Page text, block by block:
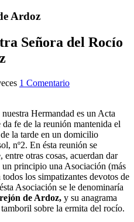
Ardoz
Señora del Rocío
1 Comentario
Hermandad es un Acta
fe de la reunión mantenida el
la tarde en un domicilio
nº2. En ésta reunión se
otras cosas, acuerdan dar
principio una Asociación (más
los simpatizantes devotos de
Asociación se le denominaría
de Ardoz, y su anagrama
sobre la ermita del rocío.
que se celebran en el
que hacer?